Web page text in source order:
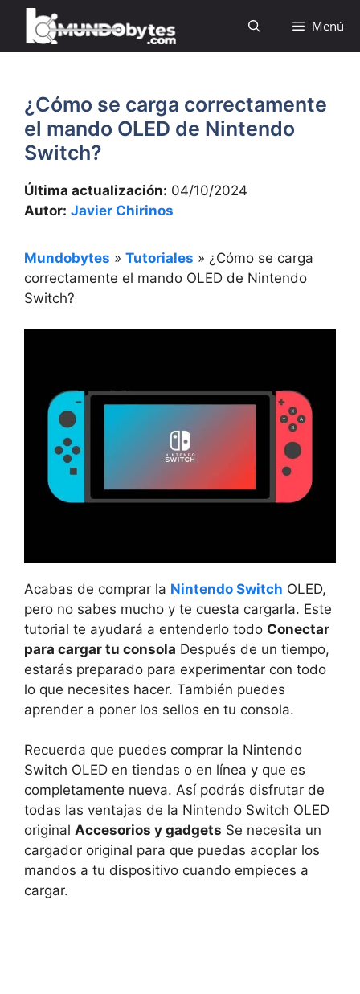
Saltar
contenido
Menú
¿Cómo se carga correctamente
el mando OLED de Nintendo
Switch?
Última actualización: 04/10/2024
Autor: Javier Chirinos
Mundobytes » Tutoriales » ¿Cómo se carga
correctamente el mando OLED de Nintendo
Switch?
Acabas de comprar la Nintendo Switch OLED,
pero no sabes mucho y te cuesta cargarla. Este
tutorial te ayudará a entenderlo todo Conectar
para cargar tu consola Después de un tiempo,
estarás preparado para experimentar con todo
lo que necesites hacer. También puedes
aprender a poner los sellos en tu consola.
Recuerda que puedes comprar la Nintendo
Switch OLED en tiendas o en línea y que es
completamente nueva. Así podrás disfrutar de
todas las ventajas de la Nintendo Switch OLED
original Accesorios y gadgets Se necesita un
cargador original para que puedas acoplar los
mandos a tu dispositivo cuando empieces a
cargar.